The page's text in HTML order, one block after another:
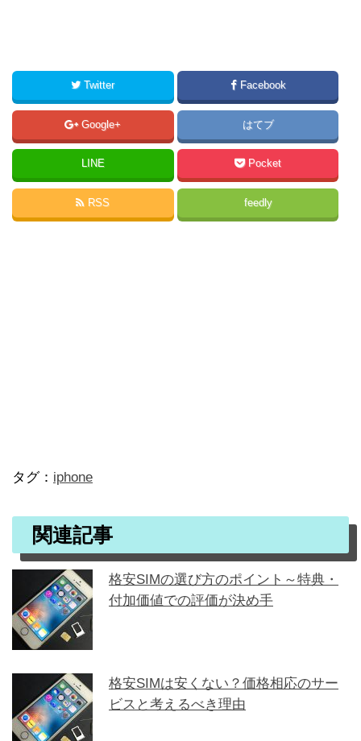
Twitter Facebook
Google+ はてブ
LINE Pocket
RSS feedly
タグ： iphone
関連記事
格安SIMの選び方のポイント～特典・
付加価値での評価が決め手
格安SIMは安くない？価格相応のサー
ビスと考えるべき理由